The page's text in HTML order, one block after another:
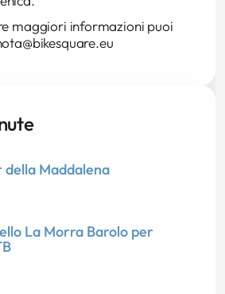
maggiori informazioni puoi
della Maddalena
La Morra Barolo per